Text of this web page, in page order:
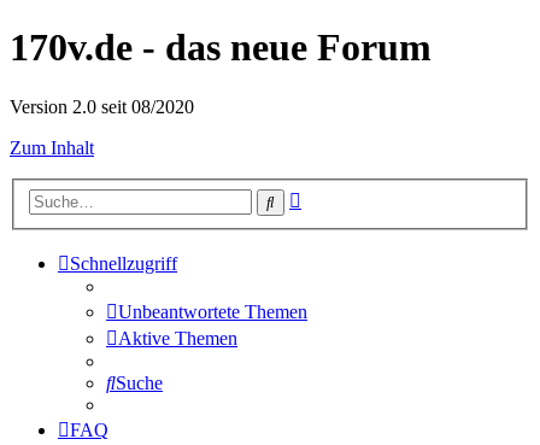
170v.de - das neue Forum
Version 2.0 seit 08/2020
Zum Inhalt
Suche
Schnellzugriff
Unbeantwortete Themen
Aktive Themen
Suche
FAQ